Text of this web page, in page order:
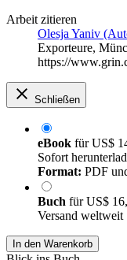
Arbeit zitieren
Olesja Yaniv
Exporteure,
https://
Schließen
eBook fürUS$
Sofort
Format: PDF
Buch fürUS$
Versand weltweit
In den Warenkorb